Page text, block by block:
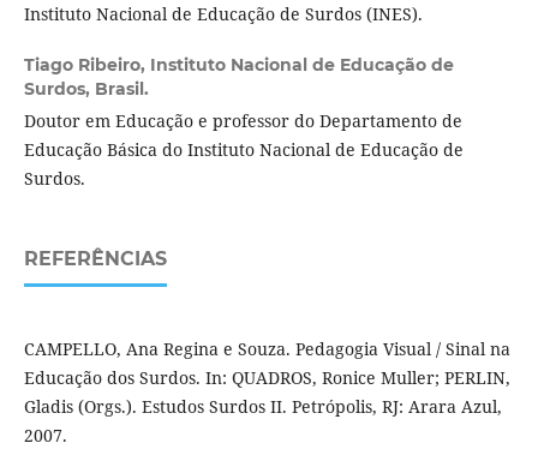
Instituto Nacional de Educação de Surdos (INES).
Tiago Ribeiro, Instituto Nacional de Educação de
Surdos, Brasil.
Doutor em Educação e professor do Departamento de
Educação Básica do Instituto Nacional de Educação de
Surdos.
REFERÊNCIAS
CAMPELLO, Ana Regina e Souza. Pedagogia Visual / Sinal na
Educação dos Surdos. In: QUADROS, Ronice Muller; PERLIN,
Gladis (Orgs.). Estudos Surdos II. Petrópolis, RJ: Arara Azul,
2007.